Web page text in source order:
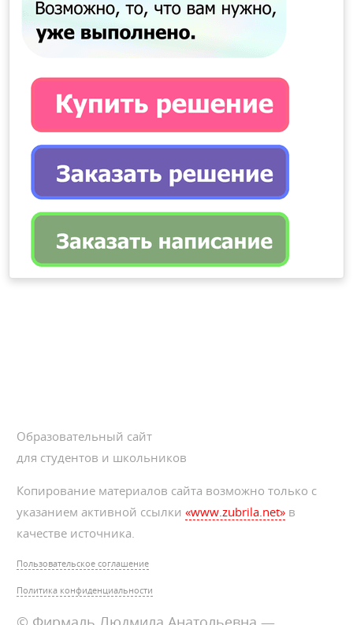
Образовательный сайт
для студентов и школьников
Копирование материалов сайта возможно только с
указанием активной ссылки«www.zubrila.net» в
качестве источника.
Пользовательское соглашение
Политика конфиденциальности